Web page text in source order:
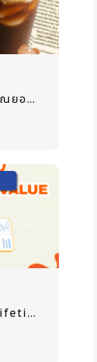
แชร์ 5 ทริคให้ร้านกาแฟของคุณยอดขายปัง
ทำความรู้จักกับ Customer Lifetime Value ที่จะช่วยให้เจ้าของธุรกิจเข้าใจภาพระยะยาวของลูกค้า